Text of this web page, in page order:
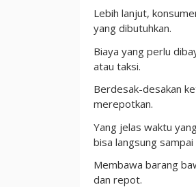
Lebih lanjut,
yang dibutuhkan.
Biaya yang perlu
atau taksi.
Berdesak-desakan
merepotkan.
Yang jelas waktu
bisa langsung sampai
Membawa barang
dan repot.